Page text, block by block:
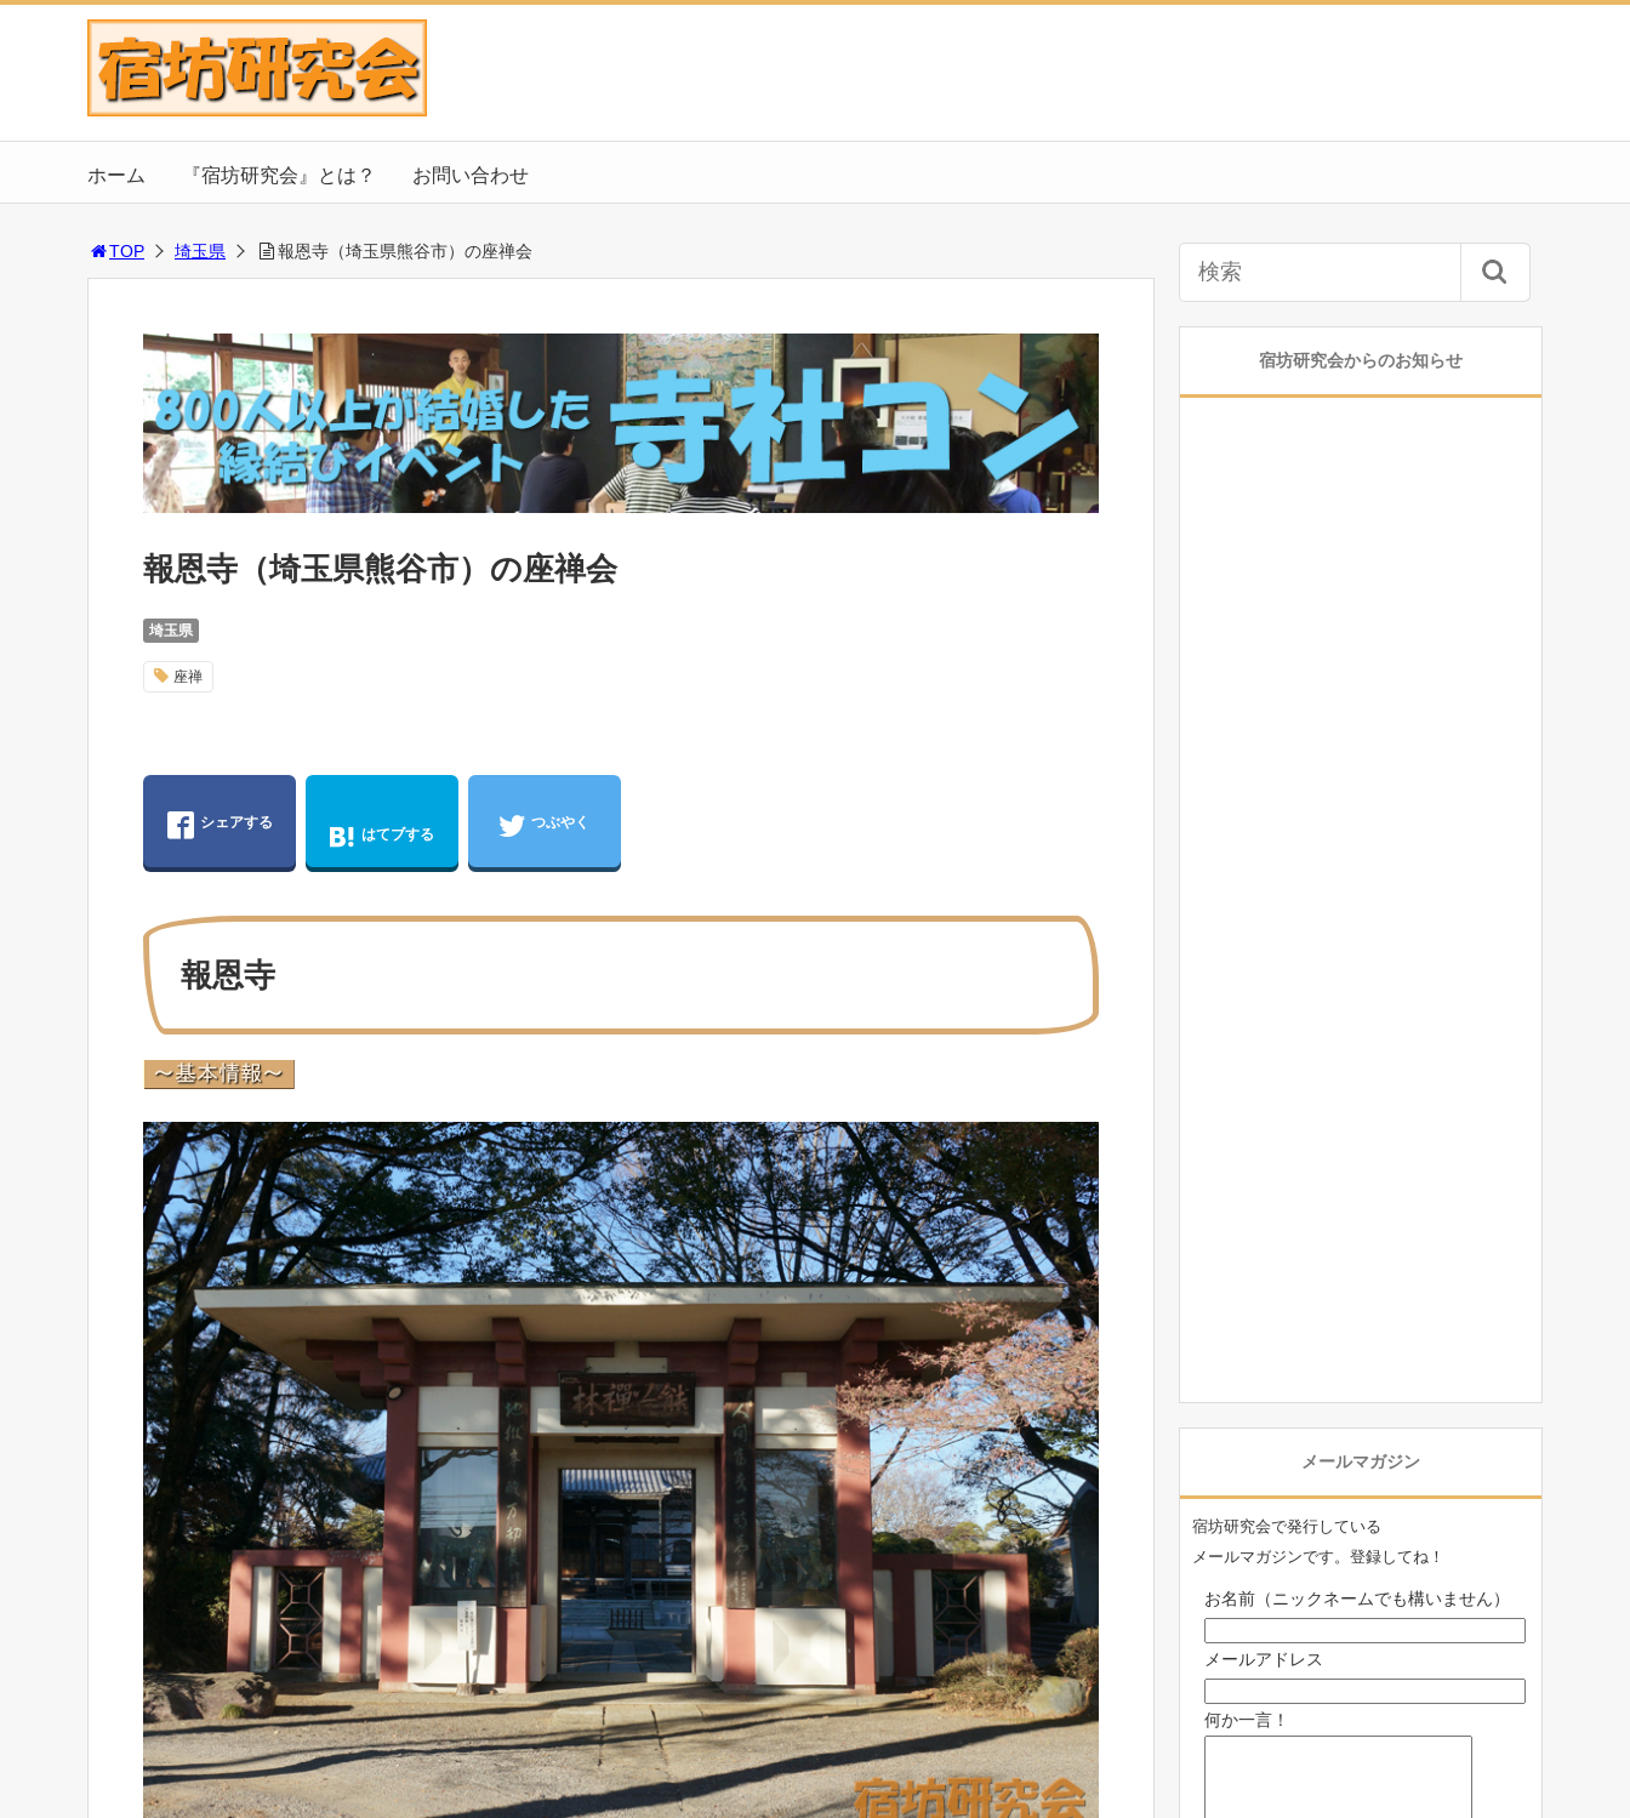
ホーム 『宿坊研究会』とは？ お問い合わせ
TOP 埼玉県 報恩寺（埼玉県熊谷市）の座禅会
報恩寺（埼玉県熊谷市）の座禅会
埼玉県
座禅
シェアする
はてブする
つぶやく
報恩寺
宿坊研究会からのお知らせ
メールマガジン
宿坊研究会で発行している
メールマガジンです。登録してね！
お名前（ニックネームでも構いません）
メールアドレス
何か一言！